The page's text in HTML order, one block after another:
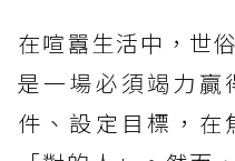
在喧囂生活中，世
是一場必須竭力贏
件、設定目標，在